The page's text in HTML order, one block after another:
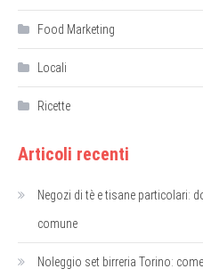
Food Marketing
Locali
Ricette
Articoli recenti
Negozi di tè e tisane particolari:
comune
Noleggio set birreria Torino: